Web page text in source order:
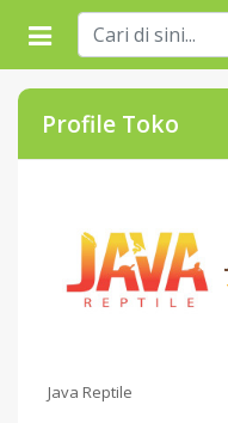
Profile Toko
Java Reptile